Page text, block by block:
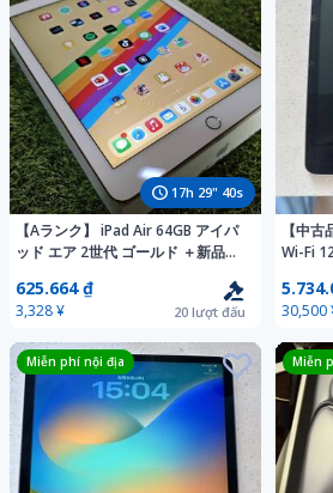
17h 29" 38s
【Aランク】 iPad Air 64GB アイパ
ッド エア 2世代 ゴールド ＋新品の
ブレット 本体 1円 一円 スタート
625.664 ₫
3,328 ¥ 20 lượt đấu
【中
Wi-Fi
30,500
Miễn phí nội địa Miễn